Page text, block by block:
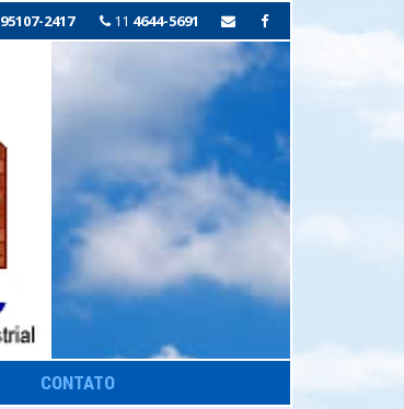
95107-2417 11 4644-5691
CONTATO